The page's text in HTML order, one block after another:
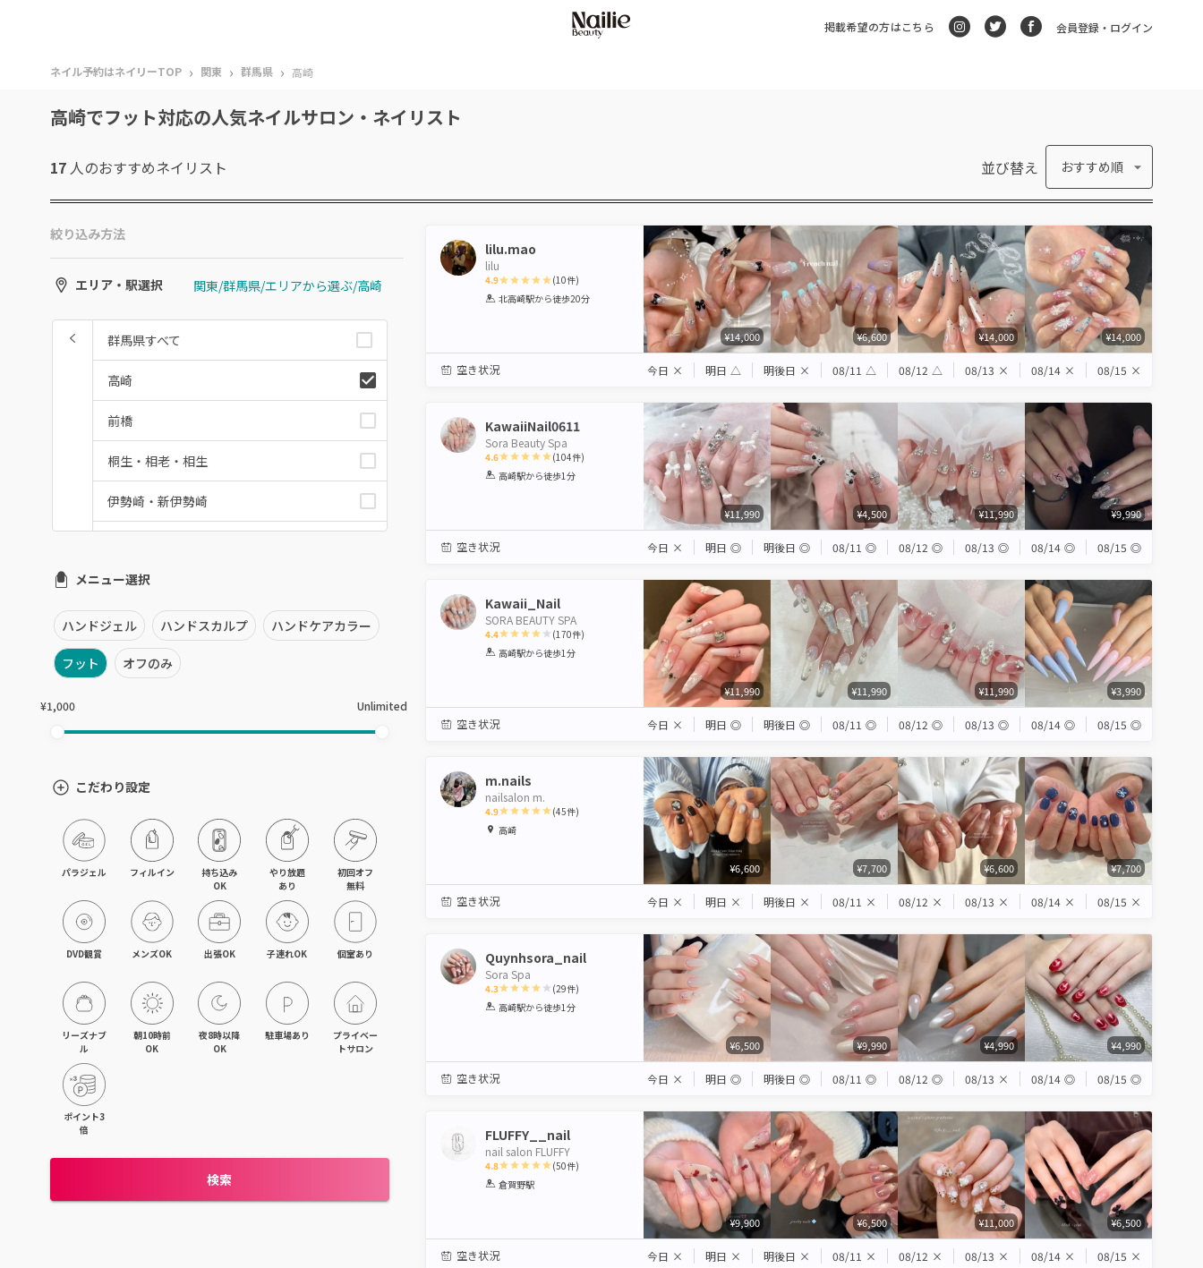
掲載希望の方はこちら 会員登録・ログイン
ネイル予約はネイリーTOP › 関東 › 群馬県 › 高崎
高崎でフット対応の人気ネイルサロン・ネイリスト
17 人のおすすめネイリスト 並び替え おすすめ順
絞り込み方法
エリア・駅選択 関東/群馬県/エリアから選ぶ/高崎
群馬県すべて
高崎
前橋
桐生・相老・相生
伊勢崎・新伊勢崎
富岡・藤岡・安中
渋川・沼田店・みなかみ
群馬県その他
メニュー選択
ハンドジェル ハンドスカルプ ハンドケアカラー
フット オフのみ
¥1,000 Unlimited
こだわり設定
パラジェル フィルイン
持ち込み
OK
やり放題
あり
初回オフ
無料
DVD観賞 メンズOK 出張OK 子連れOK 個室あり
リーズナブ
ル
朝10時前
OK
夜8時以降
OK
駐車場あり
プライベー
トサロン
ポイント3
倍
検索
lilu.mao
lilu
4.9
1 2 3 4 5
(10件)
北高崎駅から徒歩20分
¥14,000 ¥6,600 ¥14,000 ¥14,000
空き状況 今日 × 明日 △ 明後日 × 08/11 △ 08/12 △ 08/13 × 08/14 × 08/15 ×
KawaiiNail0611
Sora Beauty Spa
4.6
1 2 3 4 5
(104件)
高崎駅から徒歩1分
¥11,990 ¥4,500 ¥11,990 ¥9,990
空き状況 今日 × 明日 ◎ 明後日 ◎ 08/11 ◎ 08/12 ◎ 08/13 ◎ 08/14 ◎ 08/15 ◎
Kawaii_Nail
SORA BEAUTY SPA
4.4
1 2 3 4 5
(170件)
高崎駅から徒歩1分
¥11,990 ¥11,990 ¥11,990 ¥3,990
空き状況 今日 × 明日 ◎ 明後日 ◎ 08/11 ◎ 08/12 ◎ 08/13 ◎ 08/14 ◎ 08/15 ◎
m.nails
nailsalon m.
4.9
1 2
(45件)
高崎
¥6,600 ¥7,700 ¥6,600 ¥7,700
空き状況 今日 × 明日 × 明後日 × 08/11 × 08/12 × 08/13 × 08/14 × 08/15 ×
Quynhsora_nail
Sora Spa
4.3
1 2 3 4 5
(29件)
高崎駅から徒歩1分
¥6,500 ¥9,990 ¥4,990 ¥4,990
空き状況 今日 × 明日 ◎ 明後日 ◎ 08/11 ◎ 08/12 ◎ 08/13 × 08/14 ◎ 08/15 ◎
FLUFFY__nail
nail salon FLUFFY
4.8
1 2 3 4
(50件)
倉賀野駅
¥9,900 ¥6,500 ¥11,000 ¥6,500
空き状況 今日 × 明日 × 明後日 × 08/11 × 08/12 × 08/13 × 08/14 × 08/15 ×